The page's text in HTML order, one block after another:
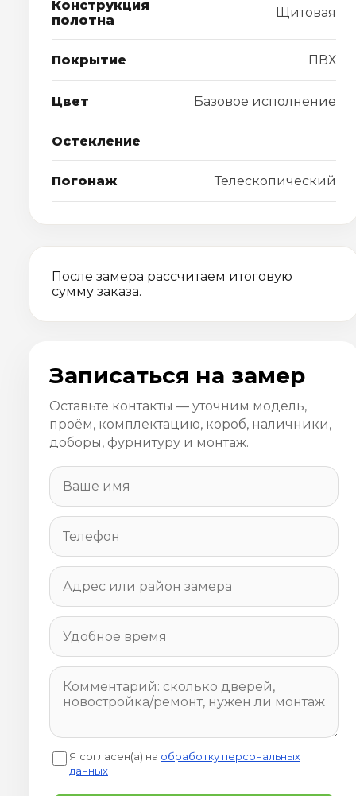
Конструкция
полотна
Щитовая
Покрытие ПВХ
Цвет Базовое исполнение
Остекление
Погонаж Телескопический
После замера рассчитаем итоговую
сумму заказа.
Записаться на замер
Оставьте контакты — уточним модель,
проём, комплектацию, короб, наличники,
доборы, фурнитуру и монтаж.
Я согласен(а) на обработку персональных
данных